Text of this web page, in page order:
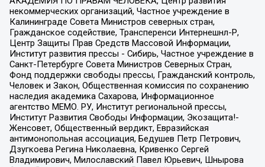
некоммерческих организаций, Частное учреждение в
Калининграде Совета Министров северных стран,
Гражданское содействие, Трансперенси Интернешнл-Р,
Центр Защиты Прав Средств Массовой Информации,
Институт развития прессы - Сибирь, Частное учреждение в
Санкт-Петербурге Совета Министров Северных Стран,
Фонд поддержки свободы прессы, Гражданский контроль,
Человек и Закон, Общественная комиссия по сохранению
наследия академика Сахарова, Информационное
агентство МЕМО. РУ, Институт региональной прессы,
Институт Развития Свободы Информации, Экозащита!-
Женсовет, Общественный вердикт, Евразийская
антимонопольная ассоциация, Бедушев Петр Петрович,
Дзугкоева Регина Николаевна, Кривенко Сергей
Владимирович, Милославский Павел Юрьевич, Шнырова